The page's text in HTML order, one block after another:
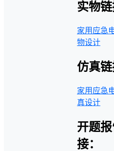
实物链
家用应急
物设计
仿真链
家用应急
真设计
开题
接：